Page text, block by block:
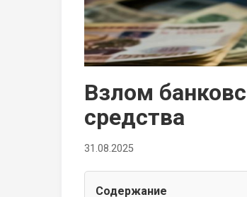
Взлом
средства
31.08.2025
Содержание